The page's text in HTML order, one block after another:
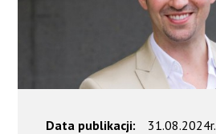
Data publikacji: 31.08.2024r.